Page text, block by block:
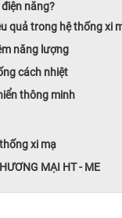
năng?
quả trong hệ thống xi
năng lượng
cách nhiệt
thông minh
xi mạ
MẠI HT - ME